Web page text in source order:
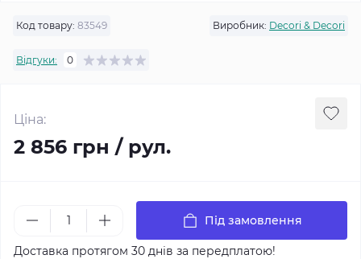
Код товару: 83549 Виробник: Decori & Decori
Відгуки: 0
Ціна:
2 856 грн / рул.
Під замовлення
Доставка протягом 30 днів за передплатою!